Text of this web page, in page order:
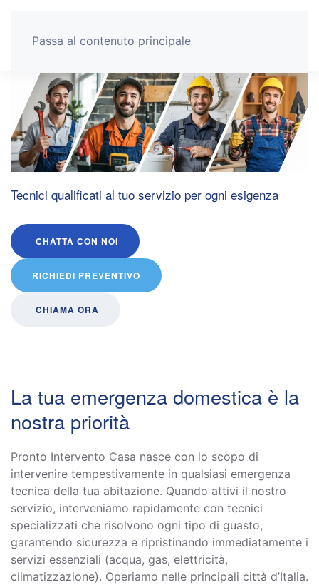
Passa al contenuto principale
Pronto Intervento Casa
Tecnici qualificati al tuo servizio per ogni esigenza
CHATTA CON NOI
RICHIEDI PREVENTIVO
CHIAMA ORA
La tua emergenza domestica è la
nostra priorità
Pronto Intervento Casa nasce con lo scopo di
intervenire tempestivamente in qualsiasi emergenza
tecnica della tua abitazione. Quando attivi il nostro
servizio, interveniamo rapidamente con tecnici
specializzati che risolvono ogni tipo di guasto,
garantendo sicurezza e ripristinando immediatamente i
servizi essenziali (acqua, gas, elettricità,
climatizzazione). Operiamo nelle principali città d’Italia.